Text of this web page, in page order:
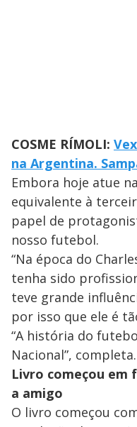
COSME RÍMOLI:
na Argentina.
Embora hoje atue
equivalente à
papel de
nosso futebol.
“Na época do
tenha sido
teve grande
por isso que ele é
“A história do
Nacional”, completa.
Livro começou em
a amigo
O livro começou